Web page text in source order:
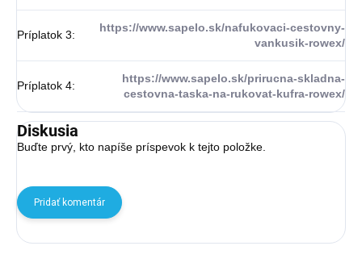
Príplatok 3:
https://www.sapelo.sk/nafukovaci-cestovny-
vankusik-rowex/
Príplatok 4:
https://www.sapelo.sk/prirucna-skladna-
cestovna-taska-na-rukovat-kufra-rowex/
Diskusia
Buďte prvý, kto napíše príspevok k tejto položke.
Pridať komentár